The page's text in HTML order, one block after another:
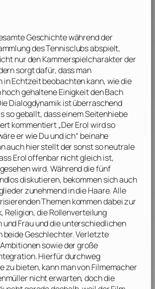
Geschichte während der
des Tennisclubs abspielt,
nur den Kammerspielcharakter der
sorgt dafür, dass man
in Echtzeit beobachten kann, wie die
gehaltene Einigkeit den Bach
Dialogdynamik ist überraschend
so geballt, dass einem Seitenhiebe
kommentiert „Der Erol wird so
er wie Du und ich“ beinahe
auch hier stellt der sonst so neutrale
Erol offenbar nicht gleich ist,
wird. Während die fünf
diskutieren, bekommen sich auch
zunehmend in die Haare. Alle
Themen kommen dabei zur
Religion, die Rollenverteilung
Frau und die unterschiedlichen
beide Geschlechter. Verletzte
sowie der große
Hierfür durchweg
zu bieten, kann man von Filmemacher
nicht erwarten, doch die